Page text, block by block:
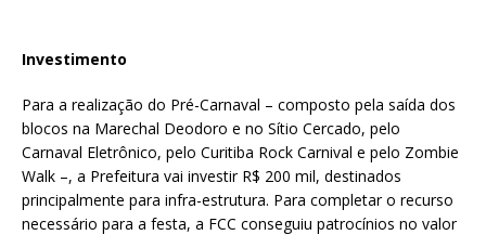
Investimento
Para a realização do Pré-Carnaval – composto pela saída dos
blocos na Marechal Deodoro e no Sítio Cercado, pelo
Carnaval Eletrônico, pelo Curitiba Rock Carnival e pelo Zombie
Walk –, a Prefeitura vai investir R$ 200 mil, destinados
principalmente para infra-estrutura. Para completar o recurso
necessário para a festa, a FCC conseguiu patrocínios no valor